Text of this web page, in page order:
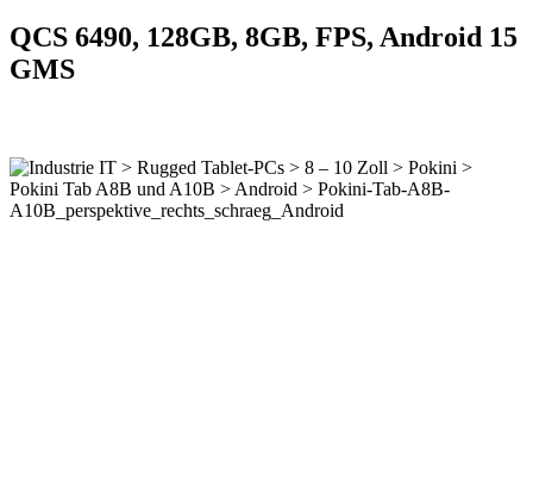
QCS 6490, 128GB, 8GB, FPS, Android 15
GMS